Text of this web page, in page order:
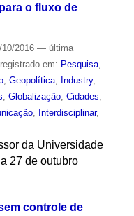
o fluxo de
2016 — última
em: Pesquisa,
, Geopolítica, Industry,
Globalização, Cidades
, Interdisciplinar,
da Universidade
27 de outubro
controle de